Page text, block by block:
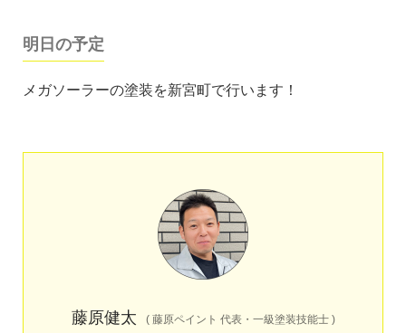
明日の予定
メガソーラーの塗装を新宮町で行います！
藤原健太 (藤原ペイント 代表・一級塗装技能士 )